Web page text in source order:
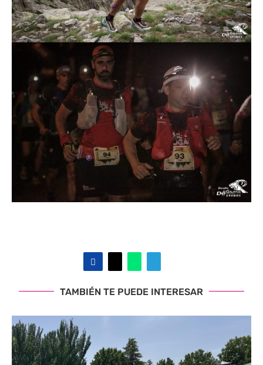
TAMBIÉN TE PUEDE INTERESAR